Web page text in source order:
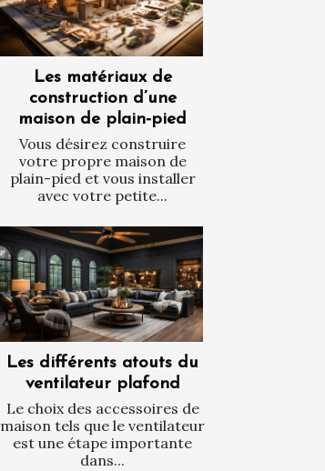
Les matériaux de
construction d’une
maison de plain-pied
Vous désirez construire
votre propre maison de
plain-pied et vous installer
avec votre petite...
Les différents atouts du
ventilateur plafond
Le choix des accessoires de
maison tels que le ventilateur
est une étape importante
dans...